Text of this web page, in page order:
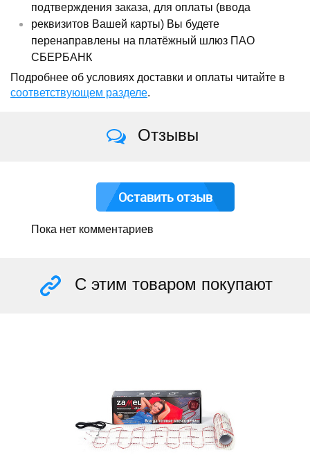
подтверждения заказа, для оплаты (ввода
реквизитов Вашей карты) Вы будете
перенаправлены на платёжный шлюз ПАО
СБЕРБАНК
Подробнее об условиях доставки и оплаты читайте в
соответствующем разделе.
Отзывы
Оставить отзыв
Пока нет комментариев
С этим товаром покупают